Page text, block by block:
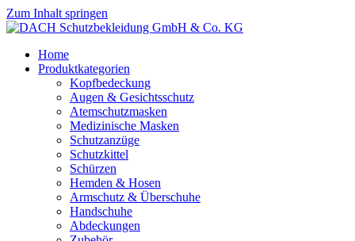
Zum Inhalt springen
Home
Produktkategorien
Kopfbedeckung
Augen & Gesichtsschutz
Atemschutzmasken
Medizinische Masken
Schutzanzüge
Schutzkittel
Schürzen
Hemden & Hosen
Armschutz & Überschuhe
Handschuhe
Abdeckungen